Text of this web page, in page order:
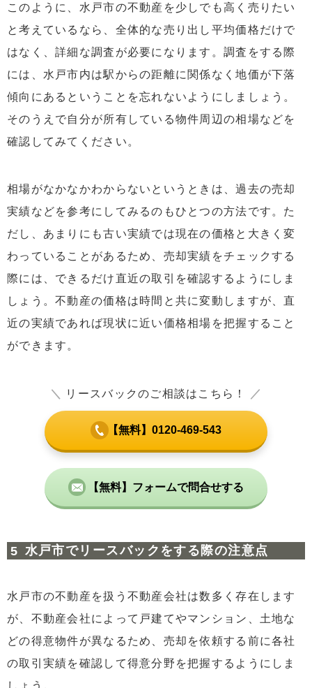
このように、水戸市の不動産を少しでも高く売りたい
と考えているなら、全体的な売り出し平均価格だけで
はなく、詳細な調査が必要になります。調査をする際
には、水戸市内は駅からの距離に関係なく地価が下落
傾向にあるということを忘れないようにしましょう。
そのうえで自分が所有している物件周辺の相場などを
確認してみてください。
相場がなかなかわからないというときは、過去の売却
実績などを参考にしてみるのもひとつの方法です。た
だし、あまりにも古い実績では現在の価格と大きく変
わっていることがあるため、売却実績をチェックする
際には、できるだけ直近の取引を確認するようにしま
しょう。不動産の価格は時間と共に変動しますが、直
近の実績であれば現状に近い価格相場を把握すること
ができます。
＼ リースバックのご相談はこちら！ ／
【無料】0120-469-543
【無料】フォームで問合せする
水戸市でリースバックをする際の注意点
水戸市の不動産を扱う不動産会社は数多く存在します
が、不動産会社によって戸建てやマンション、土地な
どの得意物件が異なるため、売却を依頼する前に各社
の取引実績を確認して得意分野を把握するようにしま
しょう。